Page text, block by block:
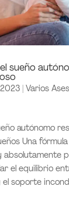
sueño
| Varios
autónomo
Una
el equilibrio
soporte